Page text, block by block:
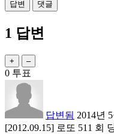
1 답변
0 투표
답변됨 2014년
[2012.09.15] 로또 511 회